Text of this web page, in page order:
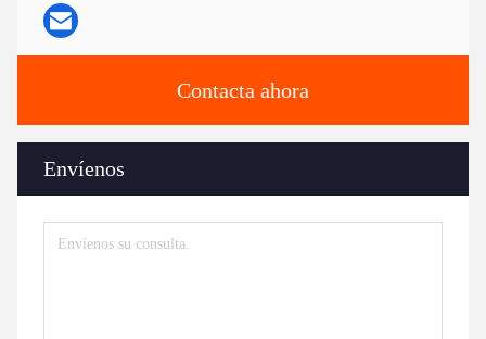
Contacta ahora
Envíenos